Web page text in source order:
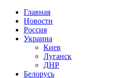
Главная
Новости
Россия
Украина
Киев
Луганск
ДНР
Белорусь